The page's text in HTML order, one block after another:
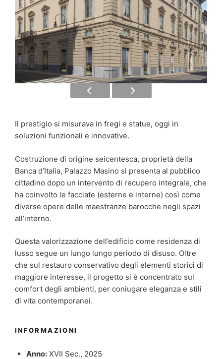
Il prestigio si misurava in fregi e statue, oggi in
soluzioni funzionali e innovative.
Costruzione di origine seicentesca, proprietà della
Banca d’Italia, Palazzo Masino si presenta al pubblico
cittadino dopo un intervento di recupero integrale, che
ha coinvolto le facciate (esterne e interne) così come
diverse opere delle maestranze barocche negli spazi
all’interno.
Questa valorizzazione dell’edificio come residenza di
lusso segue un lungo lungo periodo di disuso. Oltre
che sul restauro conservativo degli elementi storici di
maggiore interesse, il progetto si è concentrato sul
comfort degli ambienti, per coniugare eleganza e stili
di vita contemporanei.
INFORMAZIONI
Anno:XVII Sec., 2025